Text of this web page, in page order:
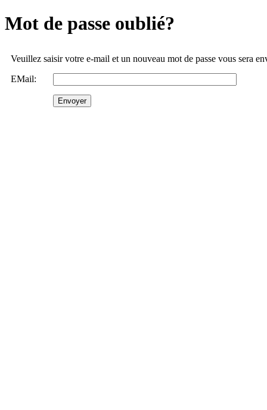
Mot de passe oublié?
Veuillez saisir votre e-mail et un nouveau mot de passe vous sera
EMail: